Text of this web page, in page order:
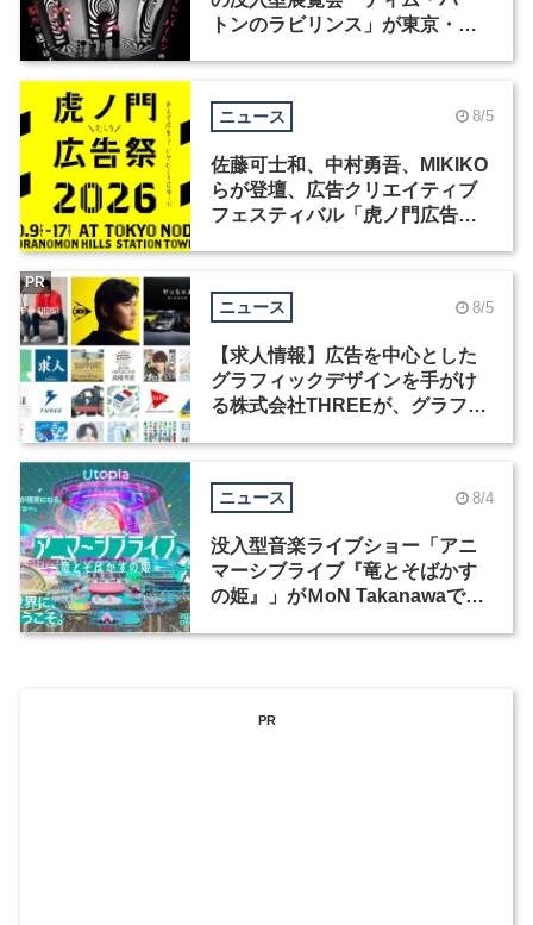
トンのラビリンス」が東京・豊
ニュース 8/5
佐藤可士和、中村勇吾、MIKIKO
らが登壇、広告クリエイティブ
フェスティバル「虎ノ門広告
ニュース 8/5
【求人情報】広告を中心とした
グラフィックデザインを手がけ
る株式会社THREEが、グラフィ
PR
ニュース 8/4
没入型音楽ライブショー「アニ
マーシブライブ『竜とそばかす
の姫』」がＭoN Takanawaで開
PR